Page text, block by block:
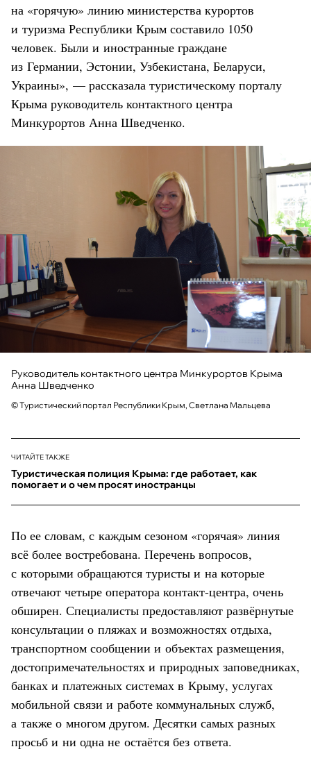
на «горячую» линию министерства курортов
и туризма Республики Крым составило 1050
человек. Были и иностранные граждане
из Германии, Эстонии, Узбекистана, Беларуси,
Украины», — рассказала туристическому порталу
Крыма руководитель контактного центра
Минкурортов Анна Шведченко.
Руководитель контактного центра Минкурортов Крыма
Анна Шведченко
© Туристический портал Республики Крым, Светлана Мальцева
ЧИТАЙТЕ ТАКЖЕ
Туристическая полиция Крыма: где работает, как
помогает и о чем просят иностранцы
По ее словам, с каждым сезоном «горячая» линия
всё более востребована. Перечень вопросов,
с которыми обращаются туристы и на которые
отвечают четыре оператора контакт-центра, очень
обширен. Специалисты предоставляют развёрнутые
консультации о пляжах и возможностях отдыха,
транспортном сообщении и объектах размещения,
достопримечательностях и природных заповедниках,
банках и платежных системах в Крыму, услугах
мобильной связи и работе коммунальных служб,
а также о многом другом. Десятки самых разных
просьб и ни одна не остаётся без ответа.